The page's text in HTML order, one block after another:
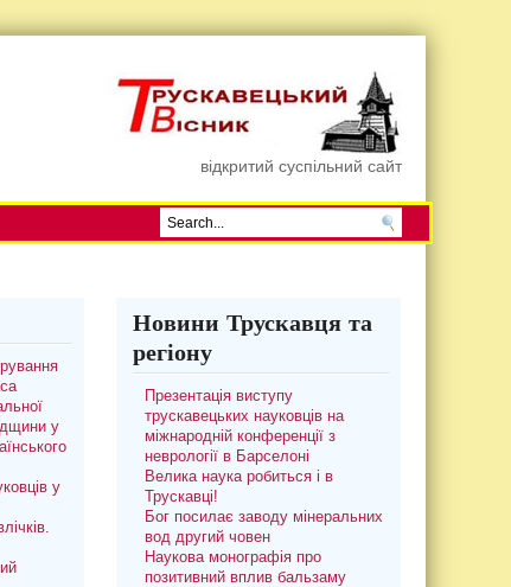
відкритий суспільний сайт
у
у
Новини Трускавця та
регіону
Презентація виступу
трускавецьких науковців на
міжнародній конференції з
неврології в Барселоні
Велика наука робиться і в
Трускавці!
Бог посилає заводу мінеральних
вод другий човен
Наукова монографія про
позитивний вплив бальзаму